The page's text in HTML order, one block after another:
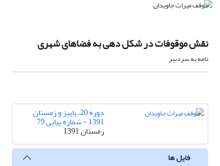
نقش موقوفات در شکل دهی به فضاهای شهری
نامه به سردبیر
دوره 20، پاییز و زمستان
1391 - شماره پیاپی 79
زمستان 1391
فایل ها